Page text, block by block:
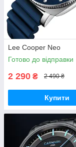
Lee Cooper Neo
Готово до відправки
2 290 ₴ 2 490 ₴
Купити